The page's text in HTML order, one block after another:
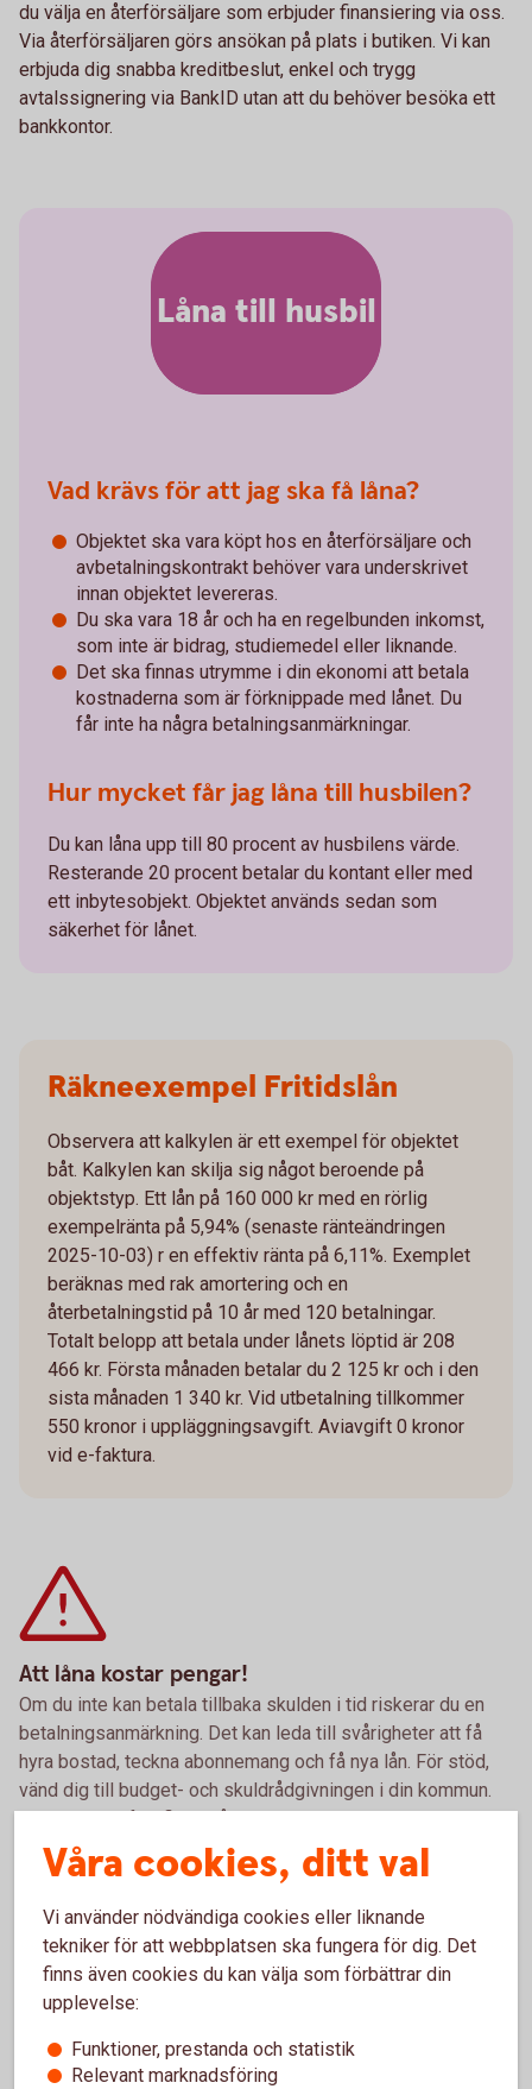
du välja en återförsäljare som erbjuder finansiering via oss.
Via återförsäljaren görs ansökan på plats i butiken. Vi kan
erbjuda dig snabba kreditbeslut, enkel och trygg
avtalssignering via BankID utan att du behöver besöka ett
bankkontor.
Vad krävs för att jag ska få låna?
Objektet ska vara köpt hos en återförsäljare och
avbetalningskontrakt behöver vara underskrivet
innan objektet levereras.
Du ska vara 18 år och ha en regelbunden inkomst,
som inte är bidrag, studiemedel eller liknande.
Det ska finnas utrymme i din ekonomi att betala
kostnaderna som är förknippade med lånet. Du
får inte ha några betalningsanmärkningar.
Hur mycket får jag låna till husbilen?
Du kan låna upp till 80 procent av husbilens värde.
Resterande 20 procent betalar du kontant eller med
ett inbytesobjekt. Objektet används sedan som
säkerhet för lånet.
Låna till husbil
Räkneexempel Fritidslån
Observera att kalkylen är ett exempel för objektet
båt. Kalkylen kan skilja sig något beroende på
objektstyp. Ett lån på 160 000 kr med en rörlig
exempelränta på 5,94% (senaste ränteändringen
2025-10-03) r en effektiv ränta på 6,11%. Exemplet
beräknas med rak amortering och en
återbetalningstid på 10 år med 120 betalningar.
Totalt belopp att betala under lånets löptid är 208
466 kr. Första månaden betalar du 2 125 kr och i den
sista månaden 1 340 kr. Vid utbetalning tillkommer
550 kronor i uppläggningsavgift. Aviavgift 0 kronor
vid e-faktura.
Att låna kostar pengar!
Om du inte kan betala tillbaka skulden i tid riskerar du en
betalningsanmärkning. Det kan leda till svårigheter att få
hyra bostad, teckna abonnemang och få nya lån. För stöd,
vänd dig till budget- och skuldrådgivningen i din kommun.
Kontaktuppgifter finns påkonsumentverket.se
Pris och ränta Fritidslån
Ränta
5,94 % (senaste ränteändringen 2025-10-03) räntan är
rörlig.
Våra cookies, ditt val
Vi använder nödvändiga cookies eller liknande
tekniker för att webbplatsen ska fungera för dig. Det
finns även cookies du kan välja som förbättrar din
upplevelse:
Funktioner, prestanda och statistik
Relevant marknadsföring